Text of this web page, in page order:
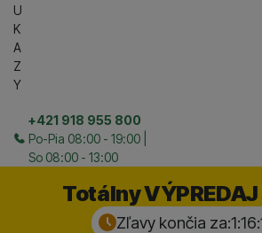
U
K
A
Z
Y
+421 918 955 800
Po-Pia 08:00 - 19:00 |
So 08:00 - 13:00
Totálny
Zľavy končia za: